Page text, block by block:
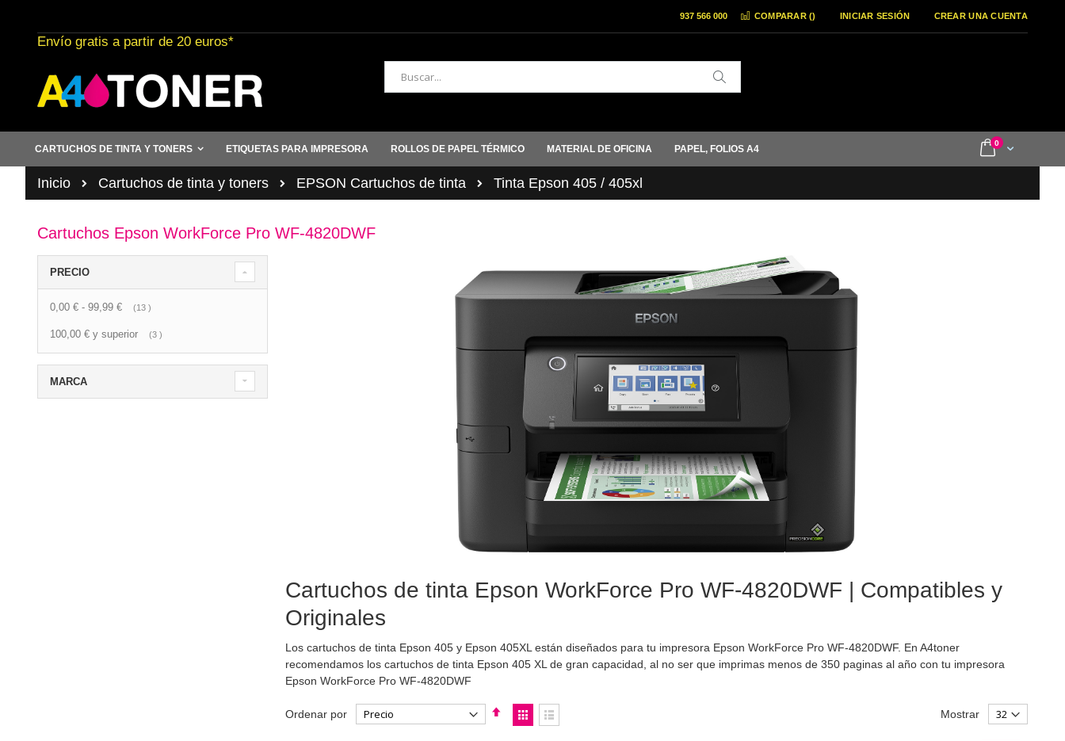
al
contenido
COMPARAR () INICIAR SESIÓN CREAR UNA CUENTA
937 566 000
Envío gratis a partir de 20 euros*
Buscar
Cart
0items
CARTUCHOS DE TINTA Y TONERS ETIQUETAS PARA IMPRESORA ROLLOS DE PAPEL TÉRMICO MATERIAL DE OFICINA PAPEL, FOLIOS A4
Inicio Cartuchos de tinta y toners EPSON Cartuchos de tinta Tinta Epson 405 / 405xl
Cartuchos Epson WorkForce Pro WF-4820DWF
Cartuchos de tinta Epson WorkForce Pro WF-4820DWF | Compatibles y
Originales
Los cartuchos de tinta Epson 405 y Epson 405XL están diseñados para tu impresora Epson WorkForce Pro WF-4820DWF. En A4toner
recomendamos los cartuchos de tinta Epson 405 XL de gran capacidad, al no ser que imprimas menos de 350 paginas al año con tu impresora
Epson WorkForce Pro WF-4820DWF
Ordenar por
Fijar
Dirección
Ver
como
Mostrar
PRECIO
0,00 € - 99,99 € 13 artículo
100,00 € y superior 3 artículo
MARCA